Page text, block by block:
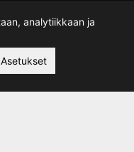
analytiikkaan ja
Asetukset